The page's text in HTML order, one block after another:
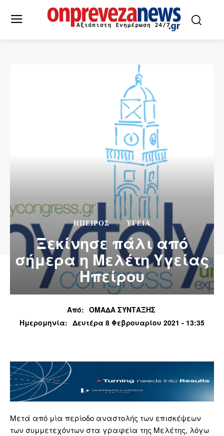
ΉΠΕΙΡΟΣ ΥΓΕΙΑ
Ξεκίνησε πάλι από
σήμερα η Μελέτη Υγείας
Ηπείρου
Από: ΟΜΑΔΑ ΣΥΝΤΑΞΗΣ
Ημερομηνία: Δευτέρα 8 Φεβρουαρίου 2021 - 13:35
Μετά από μία περίοδο αναστολής των επισκέψεων
των συμμετεχόντων στα γραφεία της Μελέτης, λόγω